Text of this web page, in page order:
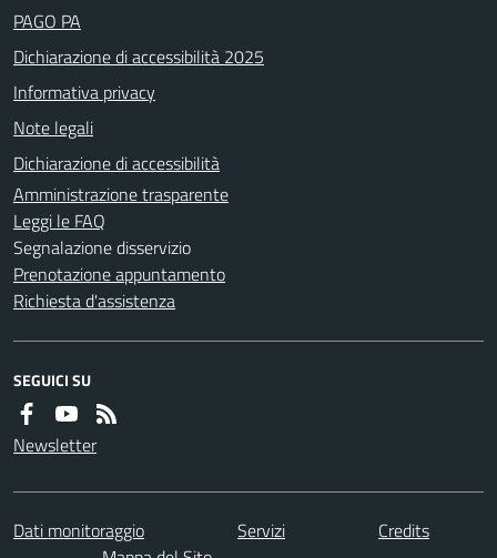
PAGO PA
Dichiarazione di accessibilità 2025
Informativa privacy
Note legali
Dichiarazione di accessibilità
Amministrazione trasparente
Leggi le FAQ
Segnalazione disservizio
Prenotazione appuntamento
Richiesta d'assistenza
SEGUICI SU
Newsletter
Dati monitoraggio Servizi
Credits